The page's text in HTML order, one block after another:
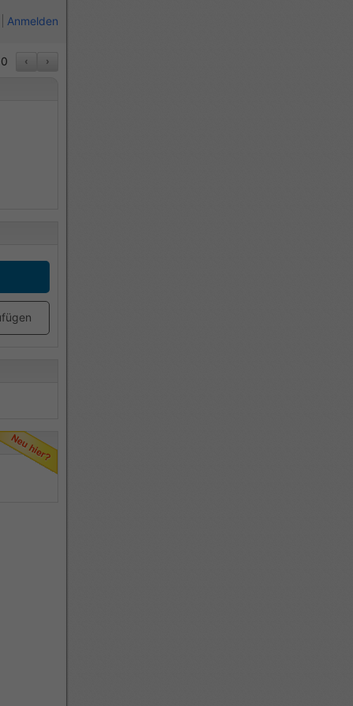
Anmelden
‹ ›